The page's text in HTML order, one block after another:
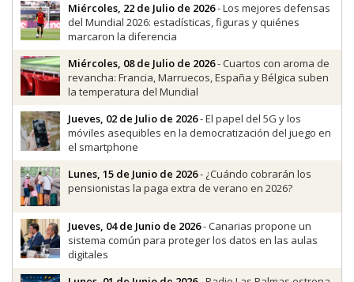
Miércoles, 22 de Julio de 2026- Los mejores defensas
del Mundial 2026: estadísticas, figuras y quiénes
marcaron la diferencia
Miércoles, 08 de Julio de 2026- Cuartos con aroma de
revancha: Francia, Marruecos, España y Bélgica suben
la temperatura del Mundial
Jueves, 02 de Julio de 2026- El papel del 5G y los
móviles asequibles en la democratización del juego en
el smartphone
Lunes, 15 de Junio de 2026- ¿Cuándo cobrarán los
pensionistas la paga extra de verano en 2026?
Jueves, 04 de Junio de 2026- Canarias propone un
sistema común para proteger los datos en las aulas
digitales